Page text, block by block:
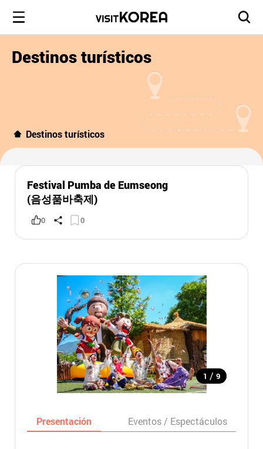
Destinos turísticos
Destinos turísticos
Festival Pumba de Eumseong
(음성품바축제)
0 0
1 / 9
Presentación Eventos / Espectáculos